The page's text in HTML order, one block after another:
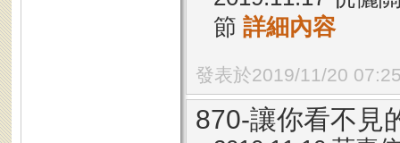
節 詳細內容
發表於2019/11/20
870-讓你看不見